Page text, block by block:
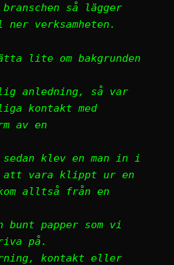
så lägger
ner verksamheten.
lite om bakgrunden
anledning, så var
kontakt med
av en
sedan klev en man in i
att vara klippt ur en
alltså från en
bunt papper som vi
på.
kontakt eller